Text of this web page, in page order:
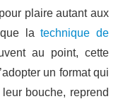
plaire autant aux
que latechnique de
au point, cette
un format qui
bouche, reprend